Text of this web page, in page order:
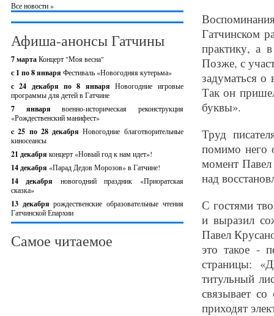
Все новости »
Афиша-анонсы Гатчины
7 мартаКонцерт "Моя весна"
с 1 по 8 января Фестиваль «Новогодняя кутерьма»
с 24 декабря по 8 январяНовогодние игровые
программы для детей в Гатчине
7 январявоенно-историческая реконструкция
«Рождественский манифест»
c 25 по 28 декабряНовогодние благотворительные
киносеансы
21 декабря концерт «Новый год к нам идет»!
14 декабря «Парад Дедов Морозов» в Гатчине!
14 декабря новогодний праздник «Приоратская
сказка»
13 декабрярождественские образовательные чтения
Гатчинской Епархии
Самое читаемое
Гатчинском
практику, а
Позже, с
задуматься
Так он
буквы».
Труд
помимо него
момент
над
С гостями
и выразил
Павел
это такое -
страницы:
титульный
связывает
приходят